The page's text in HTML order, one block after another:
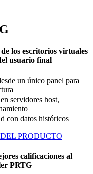
los escritorios virtuales
usuario final
un único panel para
servidores host,
con datos históricos
PRODUCTO
calificaciones al
PRTG